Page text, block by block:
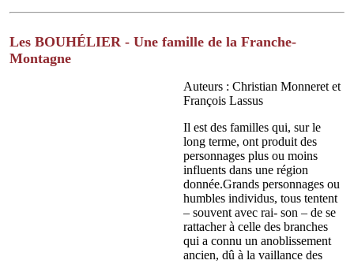
Les BOUHÉLIER - Une famille de la Franche-
Montagne
Auteurs : Christian Monneret et
François Lassus
Il est des familles qui, sur le
long terme, ont produit des
personnages plus ou moins
influents dans une région
donnée.Grands personnages ou
humbles individus, tous tentent
– souvent avec rai- son – de se
rattacher à celle des branches
qui a connu un anoblissement
ancien, dû à la vaillance des